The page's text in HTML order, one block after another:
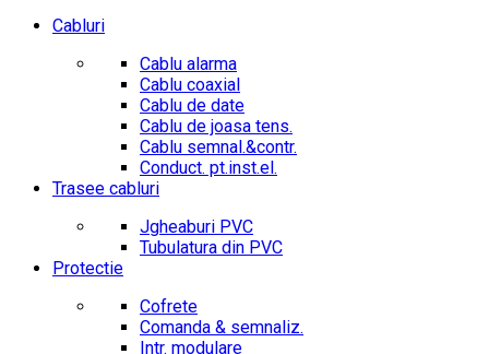
Cabluri
Cablu alarma
Cablu coaxial
Cablu de date
Cablu de joasa tens.
Cablu semnal.&contr.
Conduct. pt.inst.el.
Trasee cabluri
Jgheaburi PVC
Tubulatura din PVC
Protectie
Cofrete
Comanda & semnaliz.
Intr. modulare